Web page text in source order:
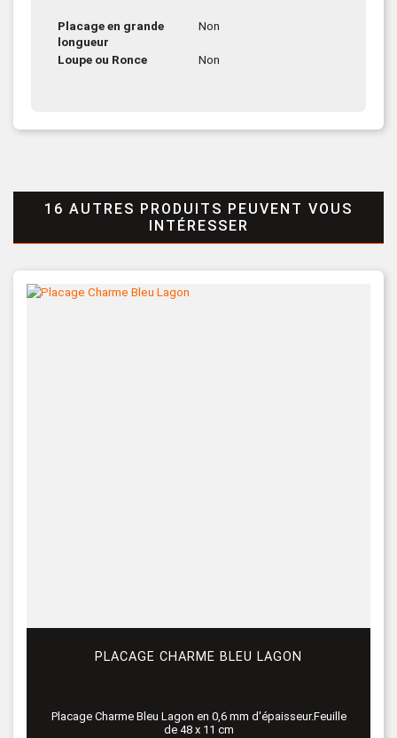
Placage en grande
longueur
Non
Loupe ou Ronce Non
16 AUTRES PRODUITS PEUVENT VOUS
INTÉRESSER
PLACAGE CHARME BLEU LAGON
Placage Charme Bleu Lagon en 0,6 mm d'épaisseur.Feuille
de 48 x 11 cm